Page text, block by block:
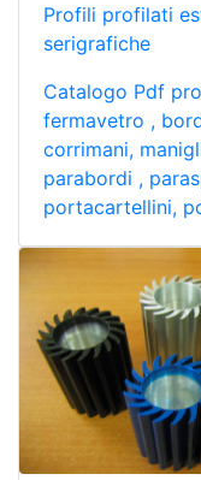
Profili profilati
serigrafiche
Catalogo Pdf
fermavetro ,
corrimani,
parabordi ,
portacartellini,